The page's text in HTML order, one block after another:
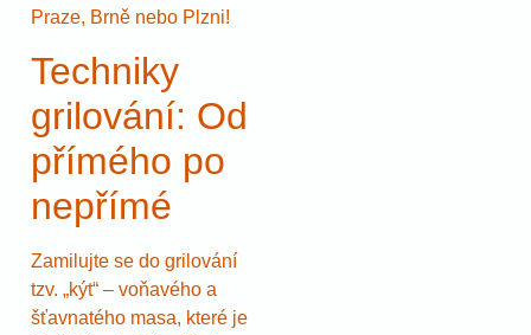
Praze, Brně nebo Plzni!
Techniky
grilování: Od
přímého po
nepřímé
Zamilujte se do grilování
tzv. „kýt“ – voňavého a
šťavnatého masa, které je